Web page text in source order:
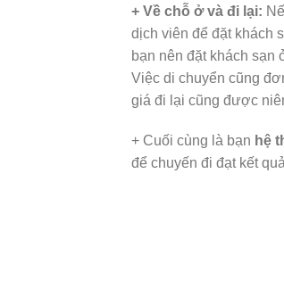
+ Về chỗ ở và đi lại:
dịch viên để đặt khách
bạn nên đặt khách sạn
Việc di chuyển cũng
giá đi lại cũng được
+ Cuối cùng là bạn hệ
để chuyến đi đạt kết